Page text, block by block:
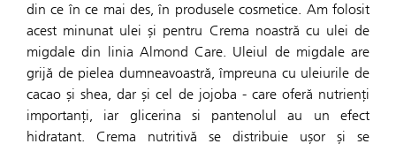
din ce în ce mai des, în produsele cosmetice. Am folosit
acest minunat ulei și pentru Crema noastră cu ulei de
migdale din linia Almond Care. Uleiul de migdale are
grijă de pielea dumneavoastră, împreuna cu uleiurile de
cacao și shea, dar și cel de jojoba - care oferă nutrienți
importanți, iar glicerina si pantenolul au un efect
hidratant. Crema nutritivă se distribuie ușor și se